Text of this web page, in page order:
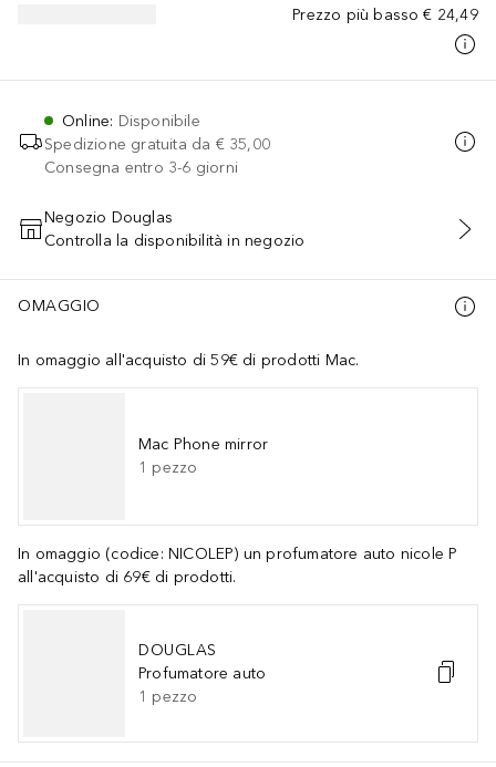
Prezzo più basso € 24,49
Online: Disponibile
Spedizione gratuita da € 35,00
Consegna entro 3-6 giorni
AGGIUNGI AL CARRELLO
Negozio Douglas
Controlla la disponibilità in negozio
OMAGGIO
In omaggio all'acquisto di 59€ di prodotti Mac.
Mac Phone mirror
1 pezzo
In omaggio (codice: NICOLEP) un profumatore auto nicole P
all'acquisto di 69€ di prodotti.
DOUGLAS
Profumatore auto
1 pezzo